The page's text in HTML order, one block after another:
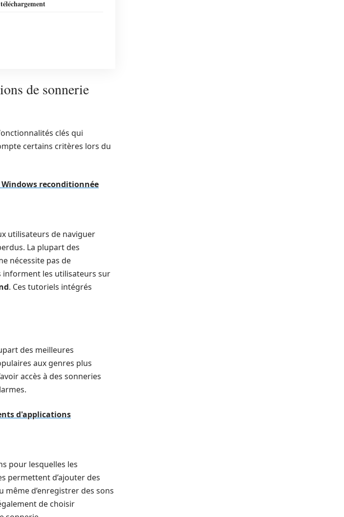
de sonnerie
clés qui
certains critères lors du
reconditionnée
utilisateurs de naviguer
La plupart des
nécessite pas de
informent les utilisateurs sur
. Ces tutoriels intégrés
des meilleures
aux genres plus
accès à des sonneries
d'applications
pour lesquelles les
permettent d’ajouter des
même d’enregistrer des sons
de choisir